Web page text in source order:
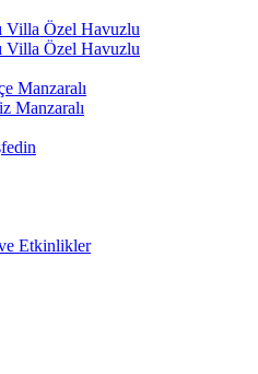
Villa Özel Havuzlu
Villa Özel Havuzlu
Manzaralı
Manzaralı
Etkinlikler